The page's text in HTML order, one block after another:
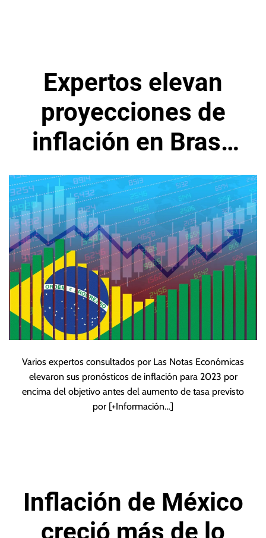
Expertos elevan
proyecciones de
inflación en Brasil
para el año 2023
Varios expertos consultados por Las Notas Económicas
elevaron sus pronósticos de inflación para 2023 por
encima del objetivo antes del aumento de tasa previsto
por [+Información…]
Inflación de México
creció más de lo